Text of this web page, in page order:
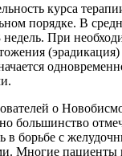
курса
порядке. В
недель. При
(эрадикация)
о
большинство
в борьбе с
Многие пациенты